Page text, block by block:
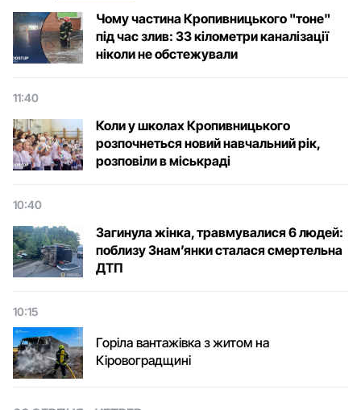
Чому частина Кропивницького "тоне"
під час злив: 33 кілометри каналізації
ніколи не обстежували
11:40
Коли у школах Кропивницького
розпочнеться новий навчальний рік,
розповіли в міськраді
10:40
Загинула жінка, травмувалися 6 людей:
поблизу Знам’янки сталася смертельна
ДТП
10:15
Горіла вантажівка з житом на
Кіровоградщині